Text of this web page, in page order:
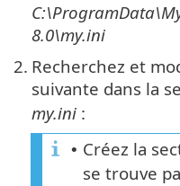
8.0\my.ini
2. Recherchez et
suivante dans la
my.ini :
• Créez la
se trouve